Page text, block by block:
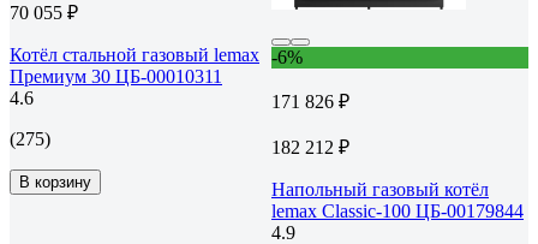
70 055 ₽
Котёл стальной газовый lemax
Премиум 30 ЦБ-00010311
4.6
(275)
В корзину
-6%
171 826 ₽
182 212 ₽
Напольный газовый котёл
lemax Classic-100 ЦБ-00179844
4.9